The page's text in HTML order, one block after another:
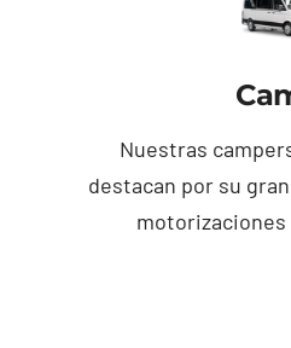
Nuestras
destacan por su
motorizaciones